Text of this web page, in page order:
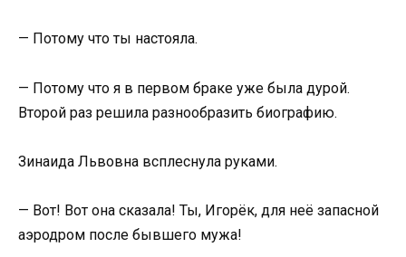
— Потому что ты настояла.
— Потому что я в первом браке уже была дурой.
Второй раз решила разнообразить биографию.
Зинаида Львовна всплеснула руками.
— Вот! Вот она сказала! Ты, Игорёк, для неё запасной
аэродром после бывшего мужа!